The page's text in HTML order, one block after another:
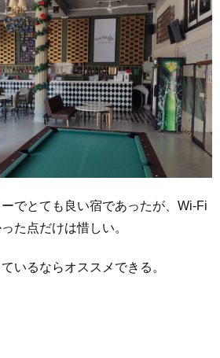
でとても良い宿であったが、Wi-Fi
た点だけは惜しい。
いるならオススメできる。